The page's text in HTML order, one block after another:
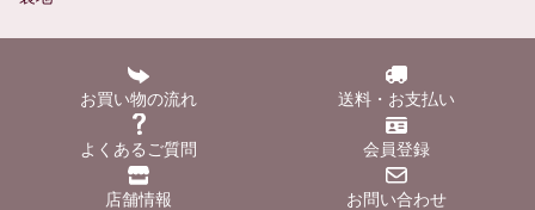
お買い物の流れ 送料・お支払い
よくあるご質問 会員登録
店舗情報 お問い合わせ